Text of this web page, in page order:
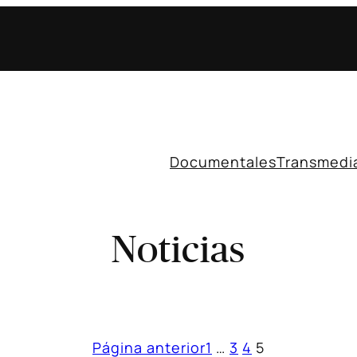
Documentales
Noticias
Página anterior1 … 3 4 5